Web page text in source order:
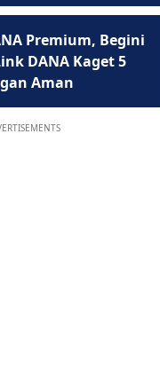
Premium, Begini
DANA Kaget 5
Aman